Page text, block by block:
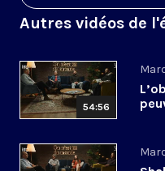
Autres vidéos de
54:56